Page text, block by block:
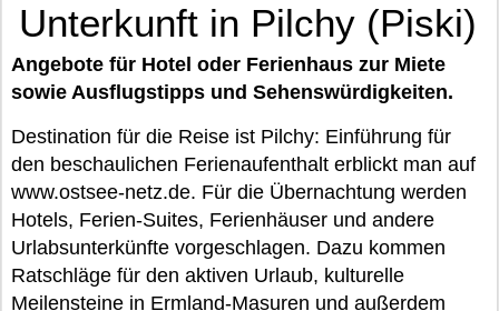
Unterkunft in Pilchy (Piski)
Angebote für Hotel oder Ferienhaus zur Miete
sowie Ausflugstipps und Sehenswürdigkeiten.
Destination für die Reise ist Pilchy: Einführung für
den beschaulichen Ferienaufenthalt erblickt man auf
www.ostsee-netz.de. Für die Übernachtung werden
Hotels, Ferien-Suites, Ferienhäuser und andere
Urlabsunterkünfte vorgeschlagen. Dazu kommen
Ratschläge für den aktiven Urlaub, kulturelle
Meilensteine in Ermland-Masuren und außerdem